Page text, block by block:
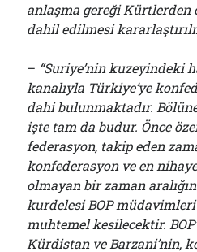
anlaşma gereği Kürtlerden
dahil edilmesi
– “Suriye’nin kuzeyindeki
kanalıyla Türkiye’ye
dahi bulunmaktadır.
işte tam da budur. Önce
federasyon, takip eden
konfederasyon ve en
olmayan bir zaman
kurdelesi BOP
muhtemel kesilecektir.
Kürdistan ve Barzani’nin,